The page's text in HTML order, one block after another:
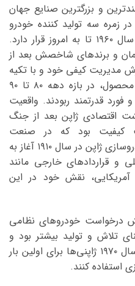
و بزرگترین صنایع جهان
زمره سه تولید کننده خودرو
برتر جهان از نظر تعداد تولید از سال ۱۹۶۰ تا به امروز قرار دارد.
و برندهای شاخصش بعد از
مدیریت کیفی خود و با تکیه
بر کنترل پروسه تولید و کیفیت محصول، در بازه دهه ۸۰ تا ۹۰
فورد قدرتمند ربودند. واقعیت
اقتصادی ژاپن بعد از جنگ
کیفیت بود که در صنعت
خودروسازی هم نمود داشت. خودروسازی ژاپن در سال ۱۹۱۰ آغاز به
و قراردادهای خارجی مانند
آمریکایی، نقش خود در این
درخواست خودروهای نظامی
تلاش و تولید بیشتر بود و
همین روند سبب شد بعدا و در سال ۱۹۷۰ ژاپنی‌ها برای اولین بار
استفاده کنند.